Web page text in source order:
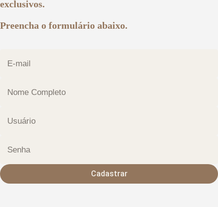
exclusivos.
Preencha o formulário abaixo.
Cadastrar